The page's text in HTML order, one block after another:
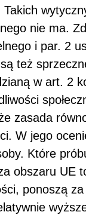
Takich
nie ma.
i par. 2
też
w art. 2
zasada
W jego
Które
obszaru UE
ponoszą za